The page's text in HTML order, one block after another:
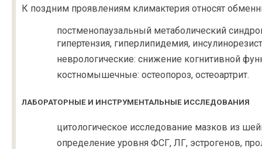
К поздним проявлениям климактерия относят
постменопаузальный метаболический
гипертензия, гиперлипидемия,
неврологические: снижение когнитивной
костномышечные: oстеопороз, oстеоартрит.
ЛАБОРАТОРНЫЕ И ИНСТРУМЕНТАЛЬНЫЕ ИССЛЕДОВАНИЯ
цитологическое исследование мазков из
определение уровня ФСГ, ЛГ, эстрогенов,